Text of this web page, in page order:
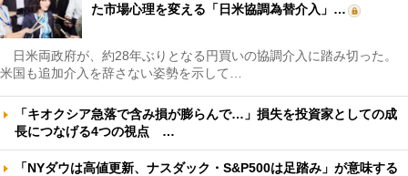
た市場心理を変える「日米協調為替介入」…
日米両政府が、約28年ぶりとなる円買いの協調介入に踏み切った。
米国も追加介入を辞さない姿勢を示して…
「キオクシア急落で含み損が膨らんで…」損失を投資家としての成
長につなげる4つの視点 …
「NYダウは高値更新、ナスダック・S&P500は足踏み」が意味する